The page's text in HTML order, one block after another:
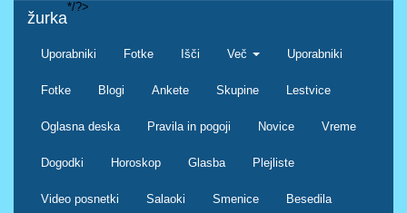
žurka
Uporabniki Fotke Išči Več Uporabniki
Fotke Blogi Ankete Skupine Lestvice
Oglasna deska Pravila in pogoji Novice Vreme
Dogodki Horoskop Glasba Plejliste
Video posnetki Salaoki Smenice Besedila
*/?>